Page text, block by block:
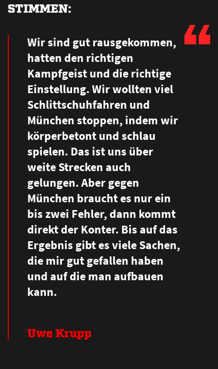
STIMMEN:
Wir sind gut rausgekommen,
hatten den richtigen
Kampfgeist und die richtige
Einstellung. Wir wollten viel
Schlittschuhfahren und
München stoppen, indem wir
körperbetont und schlau
spielen. Das ist uns über
weite Strecken auch
gelungen. Aber gegen
München braucht es nur ein
bis zwei Fehler, dann kommt
direkt der Konter. Bis auf das
Ergebnis gibt es viele Sachen,
die mir gut gefallen haben
und auf die man aufbauen
kann.
Uwe Krupp